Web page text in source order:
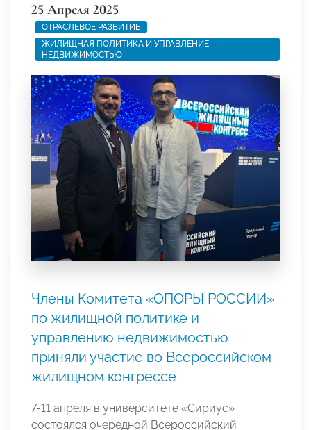
25 Апреля 2025
ОТРАСЛЕВОЕ РАЗВИТИЕ
ЖИЛИЩНАЯ ПОЛИТИКА И УПРАВЛЕНИЕ
НЕДВИЖИМОСТЬЮ
Члены Комитета «ОПОРЫ РОССИИ»
по жилищной политике и
управлению недвижимостью
приняли участие во Всероссийском
жилищном конгрессе
7-11 апреля в университете «Сириус»
состоялся очередной Всероссийский